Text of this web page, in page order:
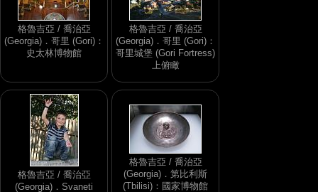
格魯吉亞 / 喬治亞
(Georgia)．哥里 (Gori)：
史太林博物館
格魯吉亞 / 喬治亞
(Georgia)．哥里 (Gori)：
哥里城堡 (Gori Fortress)
上俯瞰
格魯吉亞 / 喬治亞
(Georgia)．Svaneti
格魯吉亞 / 喬治亞
(Georgia)．第比利斯
(Tbilisi)：國家博物館